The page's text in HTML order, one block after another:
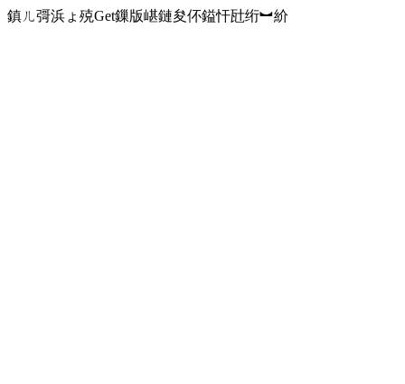
鎮ㄦ彁浜ょ殑Get鏁版嵁鏈夋伓鎰忓瓧绗︼紒